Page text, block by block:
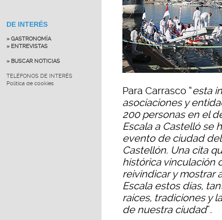
DE INTERÉS
» GASTRONOMÍA
» ENTREVISTAS
» BUSCAR NOTICIAS
TELÉFONOS DE INTERÉS
Política de cookies
Para Carrasco “esta
asociaciones y
200 personas en el
Escala a Castelló se
evento de ciudad
Castellón. Una cita
histórica vinculación
reivindicar y mostrar
Escala estos días,
raíces, tradiciones y
de nuestra ciudad”.